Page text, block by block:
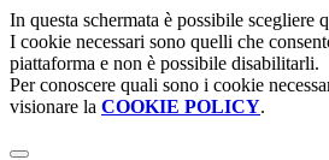
In questa schermata è possibile scegliere
I cookie necessari sono quelli che
piattaforma e non è possibile disabilitarli.
Per conoscere quali sono i cookie
visionare la COOKIE POLICY.